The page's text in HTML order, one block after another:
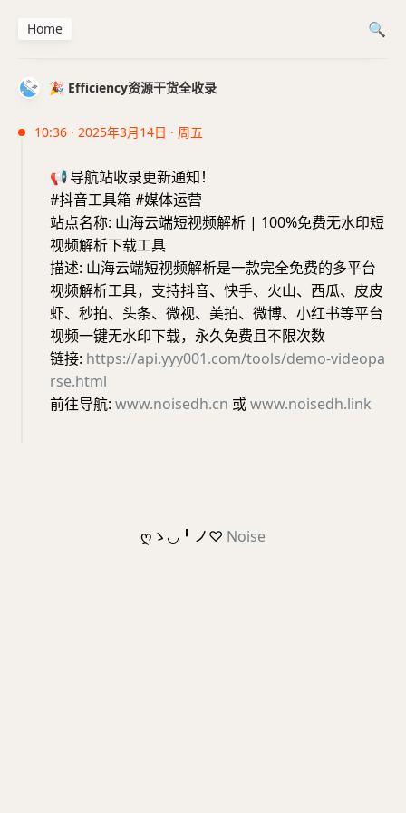
🎉 Efficiency资源干货全收录
10:36 · 2025年3月14日 · 周五
📢导航站收录更新通知！
#抖音工具箱 #媒体运营
站点名称: 山海云端短视频解析 | 100%免费无水印短
视频解析下载工具
描述: 山海云端短视频解析是一款完全免费的多平台
视频解析工具，支持抖音、快手、火山、西瓜、皮皮
虾、秒拍、头条、微视、美拍、微博、小红书等平台
视频一键无水印下载，永久免费且不限次数
链接: https://api.yyy001.com/tools/demo-videopa
rse.html
前往导航: www.noisedh.cn 或www.noisedh.link
Home
ღゝ◡╹ノ♡ Noise